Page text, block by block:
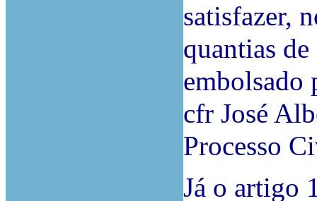
satisfazer,
quantias
embolsado
cfr José
Processo
Já o artigo